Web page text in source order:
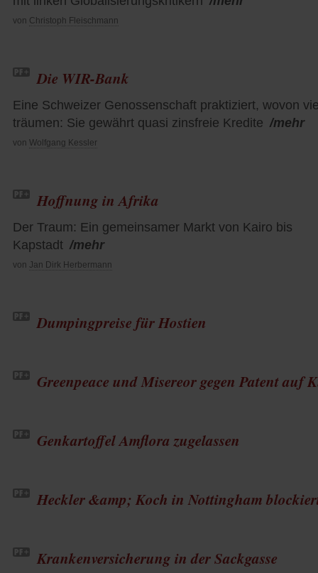
von Christoph Fleischmann
Die WIR-Bank
Eine Schweizer Genossenschaft praktiziert, wovon
träumen: Sie gewährt quasi zinsfreie Kredite /mehr
von Wolfgang Kessler
Hoffnung in Afrika
Der Traum: Ein gemeinsamer Markt von Kairo bis
Kapstadt /mehr
von Jan Dirk Herbermann
Dumpingpreise für Hostien
Greenpeace und Misereor gegen Patent auf
Genkartoffel Amflora zugelassen
Heckler &amp; Koch in Nottingham
Krankenversicherung in der Sackgasse